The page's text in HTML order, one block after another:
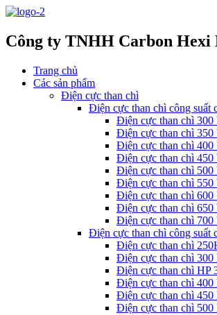
Công ty TNHH Carbon Hexi
Trang chủ
Các sản phẩm
Điện cực than chì
Điện cực than chì công suất
Điện cực than chì 300
Điện cực than chì 350
Điện cực than chì 400
Điện cực than chì 450
Điện cực than chì 500
Điện cực than chì 550
Điện cực than chì 600
Điện cực than chì 650
Điện cực than chì 700
Điện cực than chì công suất
Điện cực than chì
Điện cực than chì 300
Điện cực than chì HP
Điện cực than chì 400
Điện cực than chì 450
Điện cực than chì 500